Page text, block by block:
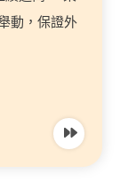
動，保證外